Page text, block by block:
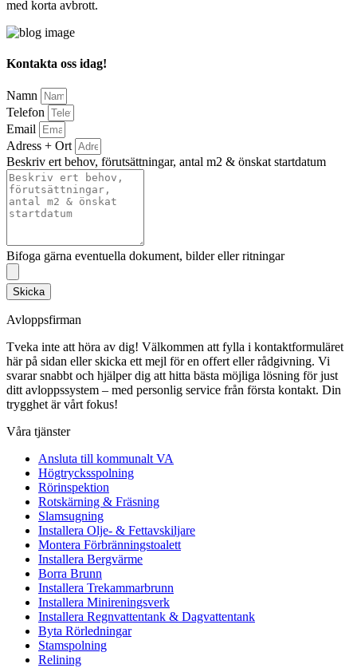
med korta avbrott.
Kontakta oss idag!
Namn
Telefon
Email
Adress + Ort
Beskriv ert behov, förutsättningar, antal m2 & önskat startdatum
Bifoga gärna eventuella dokument, bilder eller ritningar
Skicka
Avloppsfirman
Tveka inte att höra av dig! Välkommen att fylla i kontaktformuläret
här på sidan eller skicka ett mejl för en offert eller rådgivning. Vi
svarar snabbt och hjälper dig att hitta bästa möjliga lösning för just
ditt avloppssystem – med personlig service från första kontakt. Din
trygghet är vårt fokus!
Våra tjänster
Ansluta till kommunalt VA
Högtrycksspolning
Rörinspektion
Rotskärning & Fräsning
Slamsugning
Installera Olje- & Fettavskiljare
Montera Förbränningstoalett
Installera Bergvärme
Borra Brunn
Installera Trekammarbrunn
Installera Minireningsverk
Installera Regnvattentank & Dagvattentank
Byta Rörledningar
Stamspolning
Relining